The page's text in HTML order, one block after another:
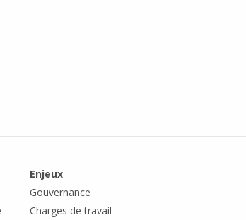
Enjeux
Gouvernance
Charges de travail